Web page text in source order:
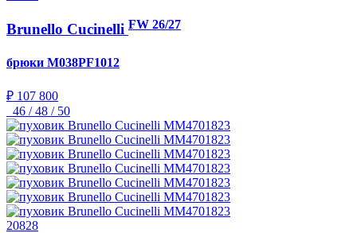
Brunello Cucinelli FW 26/27
брюки M038PF1012
₽ 107 800
46 / 48 / 50
20828